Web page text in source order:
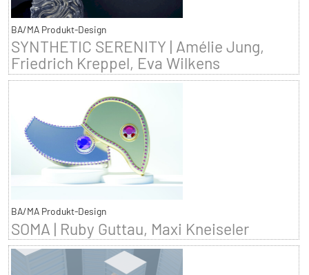
BA/MA Produkt-Design
SYNTHETIC SERENITY | Amélie Jung,
Friedrich Kreppel, Eva Wilkens
BA/MA Produkt-Design
SOMA | Ruby Guttau, Maxi Kneiseler